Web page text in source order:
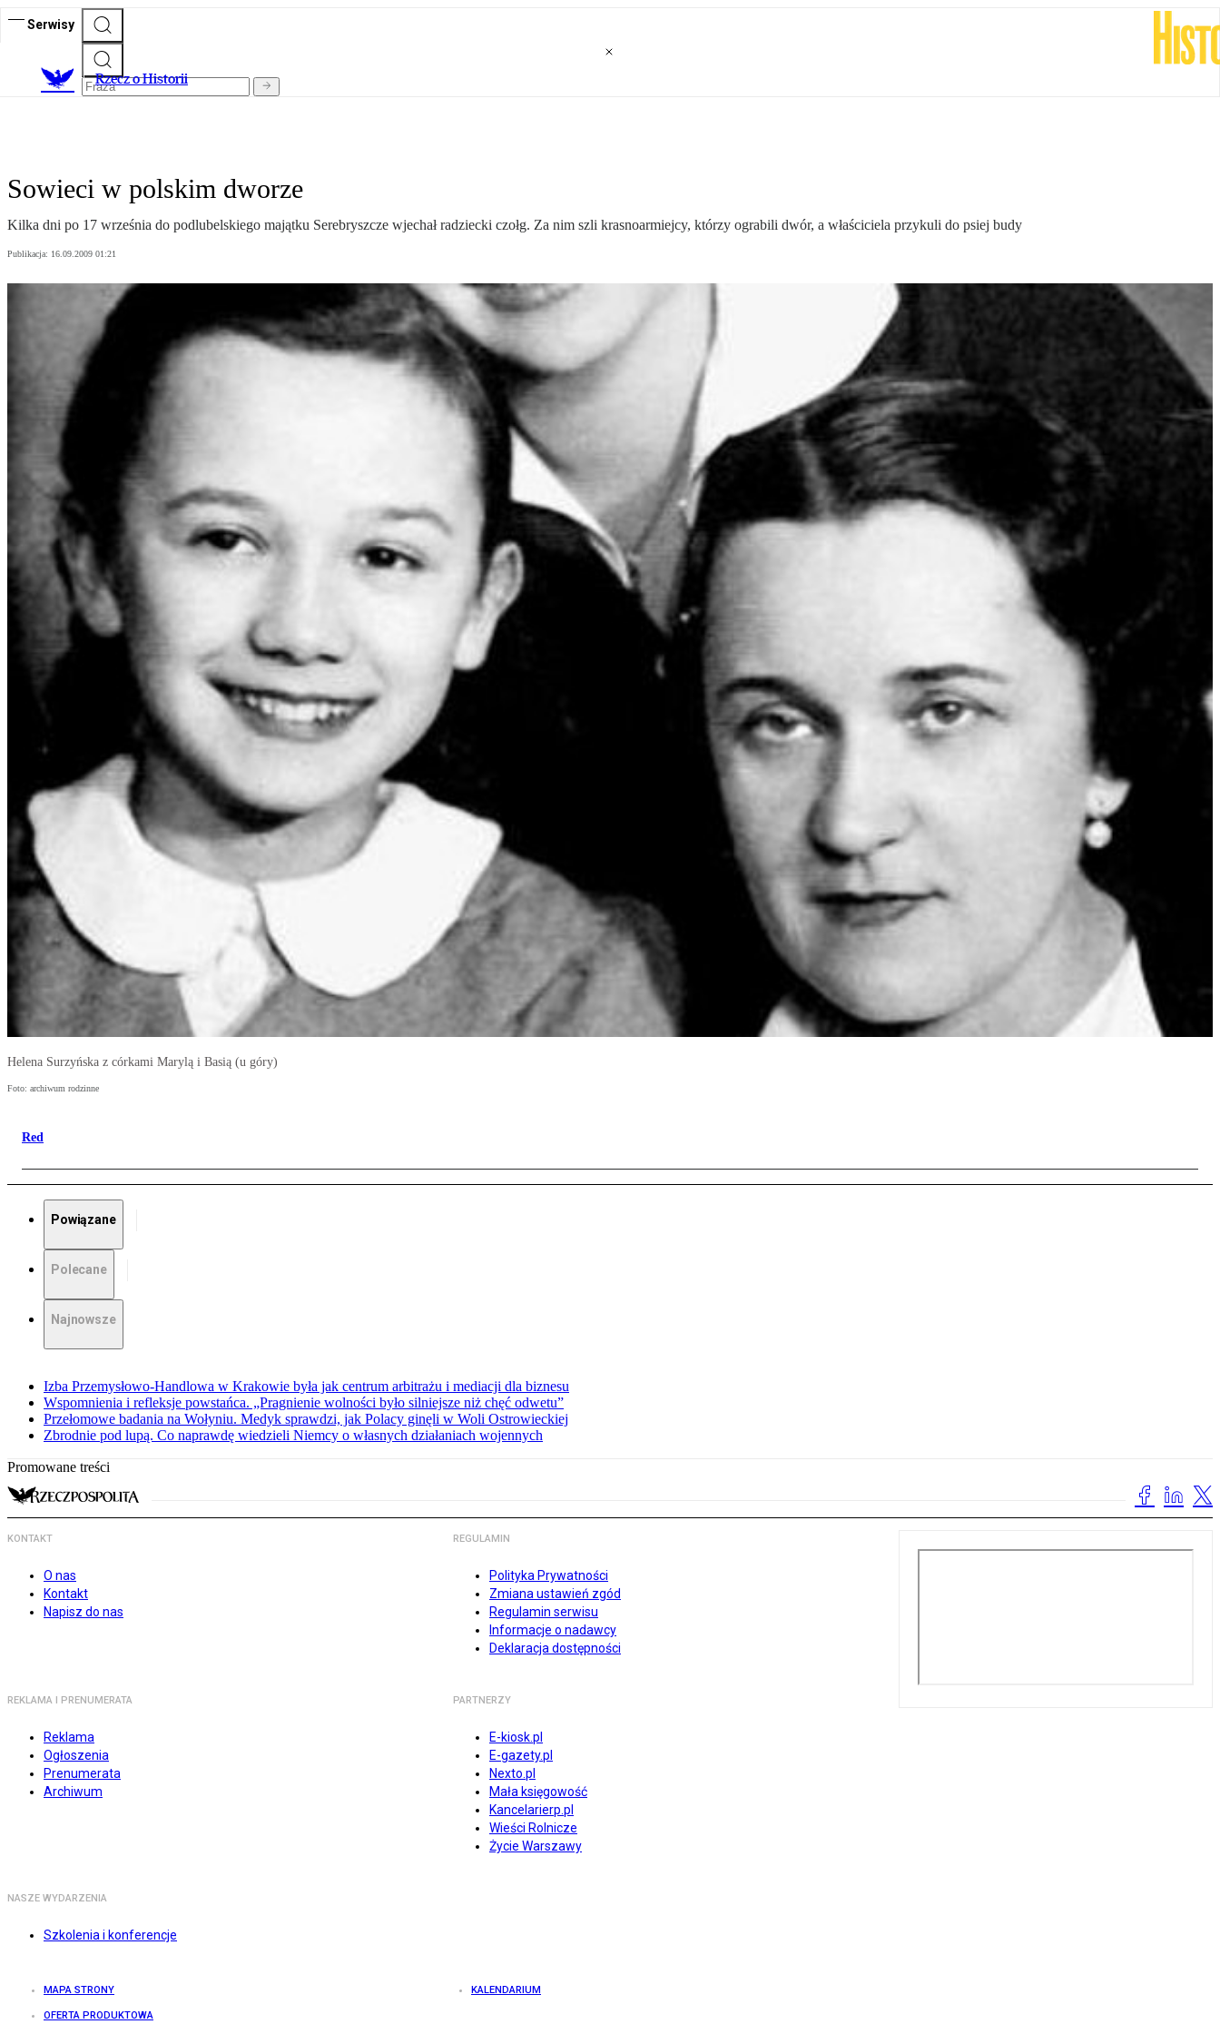
Serwisy
Rzecz o Historii
Sowieci w polskim dworze
Kilka dni po 17 września do podlubelskiego majątku Serebryszcze wjechał radziecki czołg. Za nim szli krasnoarmiejcy, którzy ograbili dwór, a właściciela przykuli do psiej budy
Publikacja: 16.09.2009 01:21
Helena Surzyńska z córkami Marylą i Basią (u góry)
Foto: archiwum rodzinne
Red
Powiązane
Polecane
Najnowsze
Izba Przemysłowo-Handlowa w Krakowie była jak centrum arbitrażu i mediacji dla biznesu
Wspomnienia i refleksje powstańca. „Pragnienie wolności było silniejsze niż chęć odwetu”
Przełomowe badania na Wołyniu. Medyk sprawdzi, jak Polacy ginęli w Woli Ostrowieckiej
Zbrodnie pod lupą. Co naprawdę wiedzieli Niemcy o własnych działaniach wojennych
Promowane treści
KONTAKT
O nas
Kontakt
Napisz do nas
REGULAMIN
Polityka Prywatności
Zmiana ustawień zgód
Regulamin serwisu
Informacje o nadawcy
Deklaracja dostępności
REKLAMA I PRENUMERATA
Reklama
Ogłoszenia
Prenumerata
Archiwum
PARTNERZY
E-kiosk.pl
E-gazety.pl
Nexto.pl
Mała księgowość
Kancelarierp.pl
Wieści Rolnicze
Życie Warszawy
NASZE WYDARZENIA
Szkolenia i konferencje
MAPA STRONY KALENDARIUM
OFERTA PRODUKTOWA